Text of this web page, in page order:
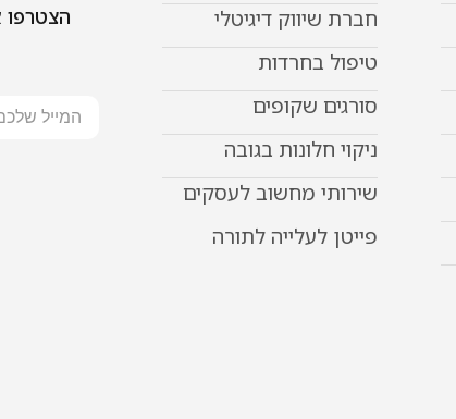
חברת שיווק דיגיטלי
טיפול בחרדות
סורגים שקופים
ניקוי חלונות בגובה
שירותי מחשוב לעסקים
פייטן לעלייה לתורה